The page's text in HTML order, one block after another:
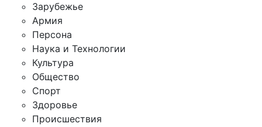
Зарубежье
Армия
Персона
Наука и Технологии
Культура
Общество
Спорт
Здоровье
Происшествия